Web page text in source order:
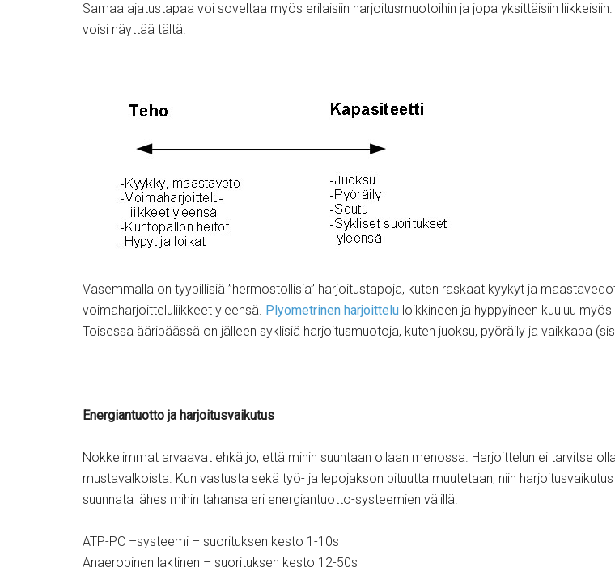
Samaa ajatustapaa voi soveltaa myös erilaisiin harjoitusmuotoihin ja jopa yksittäisiin
voisi näyttää tältä.
Vasemmalla on tyypillisiä ”hermostollisia” harjoitustapoja, kuten raskaat kyykyt ja
voimaharjoitteluliikkeet yleensä. Plyometrinen harjoittelu loikkineen ja hyppyineen kuuluu myös
Toisessa ääripäässä on jälleen syklisiä harjoitusmuotoja, kuten juoksu, pyöräily ja vaikkapa
Energiantuotto ja harjoitusvaikutus
Nokkelimmat arvaavat ehkä jo, että mihin suuntaan ollaan menossa. Harjoittelun ei tarvitse
mustavalkoista. Kun vastusta sekä työ- ja lepojakson pituutta muutetaan, niin
suunnata lähes mihin tahansa eri energiantuotto-systeemien välillä.
ATP-PC –systeemi – suorituksen kesto 1-10s
Anaerobinen laktinen – suorituksen kesto 12-50s